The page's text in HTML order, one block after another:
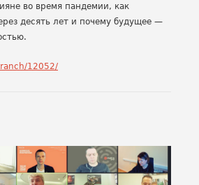
во время пандемии, как
десять лет и почему будущее —
12052/